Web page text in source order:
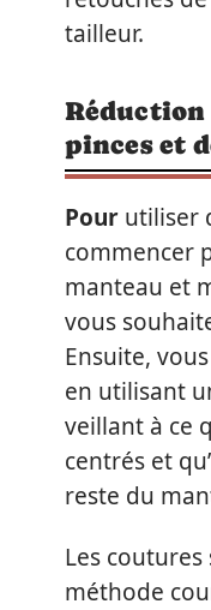
tailleur.
Réduction
pinces et
Pour utiliser
commencer
manteau et
vous
Ensuite,
en utilisant
veillant à ce
centrés et
reste du
Les
méthode